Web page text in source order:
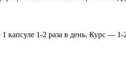
1-2 раза в день. Курс —